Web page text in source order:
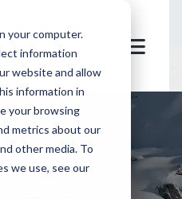
your computer.
information
website and allow
information in
your browsing
metrics about our
other media. To
we use, see our